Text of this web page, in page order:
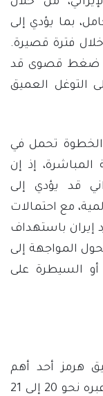
بما يؤدي إلى
فترة قصيرة.
ضغط قصوى قد
التوغل العميق
تحمل في
إذ إن
قد يؤدي إلى
مع احتمالات
إيران باستهداف
المواجهة إلى
السيطرة على
هرمز أحد أهم
الممرات البحرية في العالم، حيث تمر عبره نحو 20 إلى 21